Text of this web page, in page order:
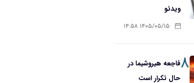
ویدئو
۱۴۰۵/۰۵/۱۵ ۱۴:۵۸
۸فاجعه هیروشیما در
حال تکرار است